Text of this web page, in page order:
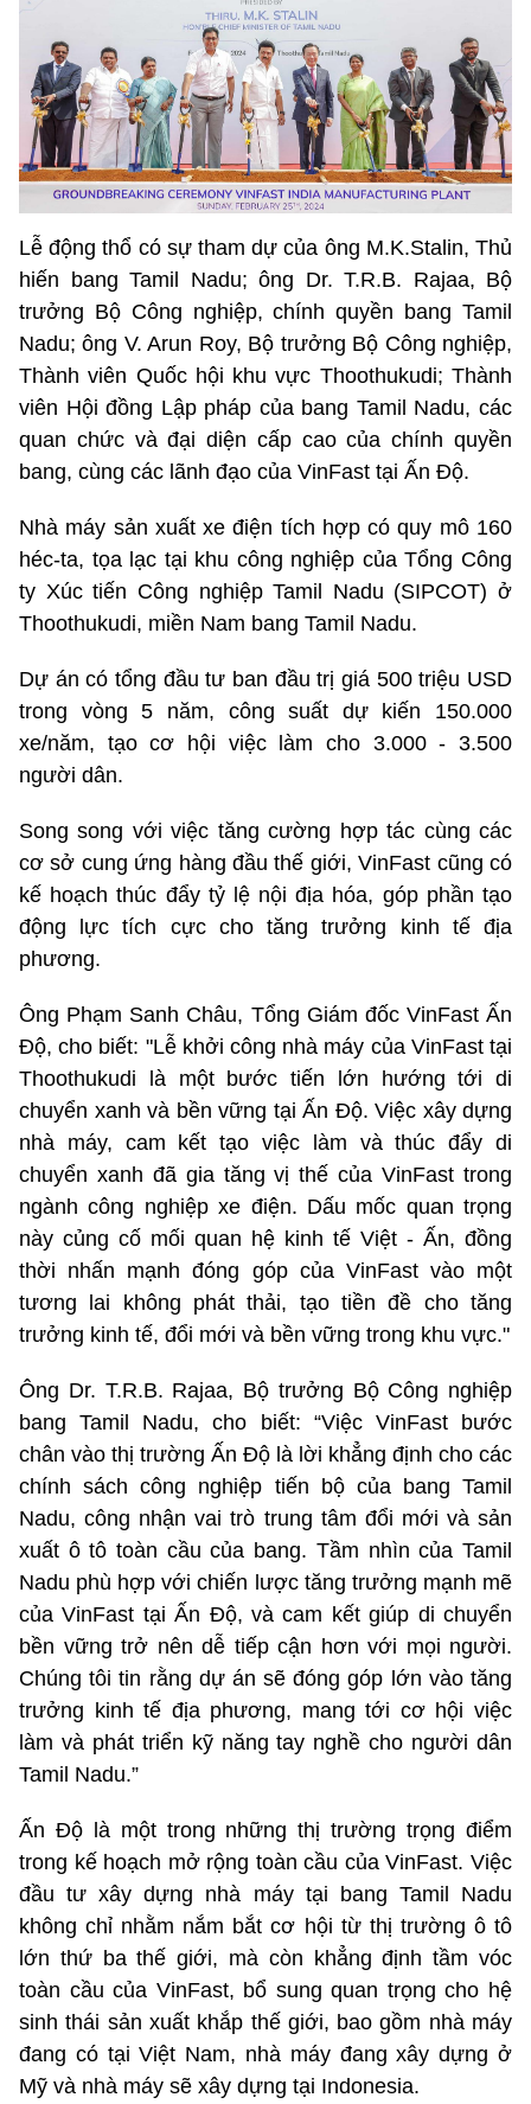
Lễ động thổ có sự tham dự của ông M.K.Stalin, Thủ
hiến bang Tamil Nadu; ông Dr. T.R.B. Rajaa, Bộ
trưởng Bộ Công nghiệp, chính quyền bang Tamil
Nadu; ông V. Arun Roy, Bộ trưởng Bộ Công nghiệp,
Thành viên Quốc hội khu vực Thoothukudi; Thành
viên Hội đồng Lập pháp của bang Tamil Nadu, các
quan chức và đại diện cấp cao của chính quyền
bang, cùng các lãnh đạo của VinFast tại Ấn Độ.
Nhà máy sản xuất xe điện tích hợp có quy mô 160
héc-ta, tọa lạc tại khu công nghiệp của Tổng Công
ty Xúc tiến Công nghiệp Tamil Nadu (SIPCOT) ở
Thoothukudi, miền Nam bang Tamil Nadu.
Dự án có tổng đầu tư ban đầu trị giá 500 triệu USD
trong vòng 5 năm, công suất dự kiến 150.000
xe/năm, tạo cơ hội việc làm cho 3.000 - 3.500
người dân.
Song song với việc tăng cường hợp tác cùng các
cơ sở cung ứng hàng đầu thế giới, VinFast cũng có
kế hoạch thúc đẩy tỷ lệ nội địa hóa, góp phần tạo
động lực tích cực cho tăng trưởng kinh tế địa
phương.
Ông Phạm Sanh Châu, Tổng Giám đốc VinFast Ấn
Độ, cho biết: "Lễ khởi công nhà máy của VinFast tại
Thoothukudi là một bước tiến lớn hướng tới di
chuyển xanh và bền vững tại Ấn Độ. Việc xây dựng
nhà máy, cam kết tạo việc làm và thúc đẩy di
chuyển xanh đã gia tăng vị thế của VinFast trong
ngành công nghiệp xe điện. Dấu mốc quan trọng
này củng cố mối quan hệ kinh tế Việt - Ấn, đồng
thời nhấn mạnh đóng góp của VinFast vào một
tương lai không phát thải, tạo tiền đề cho tăng
trưởng kinh tế, đổi mới và bền vững trong khu vực."
Ông Dr. T.R.B. Rajaa, Bộ trưởng Bộ Công nghiệp
bang Tamil Nadu, cho biết: “Việc VinFast bước
chân vào thị trường Ấn Độ là lời khẳng định cho các
chính sách công nghiệp tiến bộ của bang Tamil
Nadu, công nhận vai trò trung tâm đổi mới và sản
xuất ô tô toàn cầu của bang. Tầm nhìn của Tamil
Nadu phù hợp với chiến lược tăng trưởng mạnh mẽ
của VinFast tại Ấn Độ, và cam kết giúp di chuyển
bền vững trở nên dễ tiếp cận hơn với mọi người.
Chúng tôi tin rằng dự án sẽ đóng góp lớn vào tăng
trưởng kinh tế địa phương, mang tới cơ hội việc
làm và phát triển kỹ năng tay nghề cho người dân
Tamil Nadu.”
Ấn Độ là một trong những thị trường trọng điểm
trong kế hoạch mở rộng toàn cầu của VinFast. Việc
đầu tư xây dựng nhà máy tại bang Tamil Nadu
không chỉ nhằm nắm bắt cơ hội từ thị trường ô tô
lớn thứ ba thế giới, mà còn khẳng định tầm vóc
toàn cầu của VinFast, bổ sung quan trọng cho hệ
sinh thái sản xuất khắp thế giới, bao gồm nhà máy
đang có tại Việt Nam, nhà máy đang xây dựng ở
Mỹ và nhà máy sẽ xây dựng tại Indonesia.